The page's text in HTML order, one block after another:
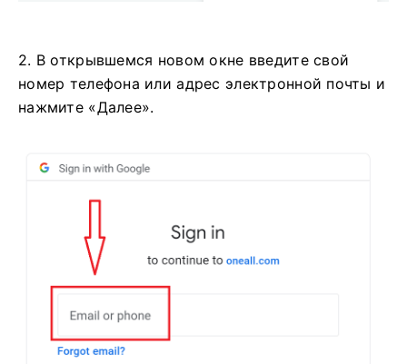
2. В открывшемся новом окне введите свой
номер телефона или адрес электронной почты и
нажмите «Далее».